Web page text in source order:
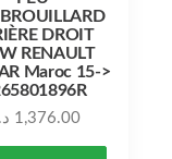
DROIT
RENAULT
Maroc 15->
1,376.00